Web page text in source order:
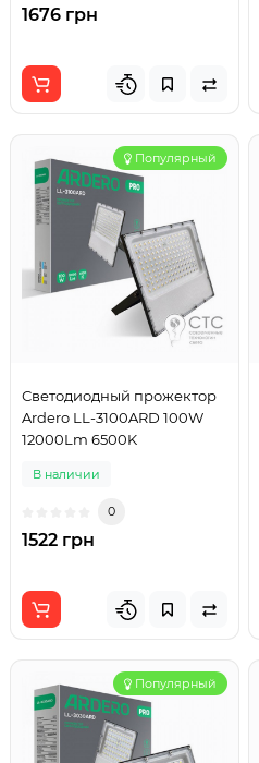
1676 грн
Популярный
Светодиодный прожектор
Ardero LL-3100ARD 100W
12000Lm 6500K
В наличии
0
1522 грн
Популярный